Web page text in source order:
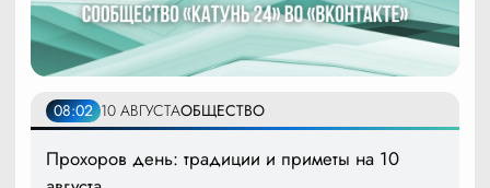
08:02 10 АВГУСТАОБЩЕСТВО
Прохоров день: традиции и приметы на 10